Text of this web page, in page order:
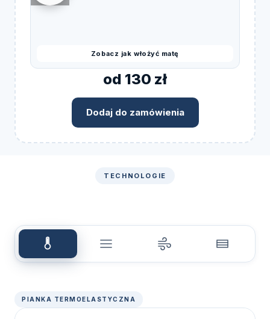
Zobacz jak włożyć matę
od 130 zł
Dodaj do zamówienia
TECHNOLOGIE
PIANKA TERMOELASTYCZNA